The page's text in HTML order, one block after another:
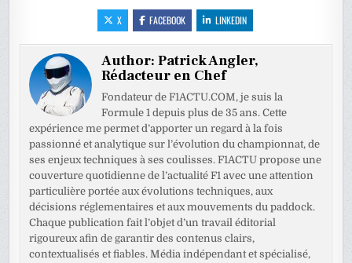
X FACEBOOK LINKEDIN
Author:Patrick Angler,
Rédacteur en Chef
Fondateur de F1ACTU.COM, je suis la
Formule 1 depuis plus de 35 ans. Cette
expérience me permet d’apporter un regard à la fois
passionné et analytique sur l’évolution du championnat, de
ses enjeux techniques à ses coulisses. F1ACTU propose une
couverture quotidienne de l’actualité F1 avec une attention
particulière portée aux évolutions techniques, aux
décisions réglementaires et aux mouvements du paddock.
Chaque publication fait l’objet d’un travail éditorial
rigoureux afin de garantir des contenus clairs,
contextualisés et fiables. Média indépendant et spécialisé,